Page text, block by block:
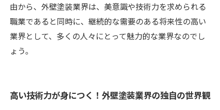
由から、外壁塗装業界は、美意識や技術力を求められる
職業であると同時に、継続的な需要のある将来性の高い
業界として、多くの人々にとって魅力的な業界なのでし
ょう。
高い技術力が身につく！外壁塗装業界の独自の世界観